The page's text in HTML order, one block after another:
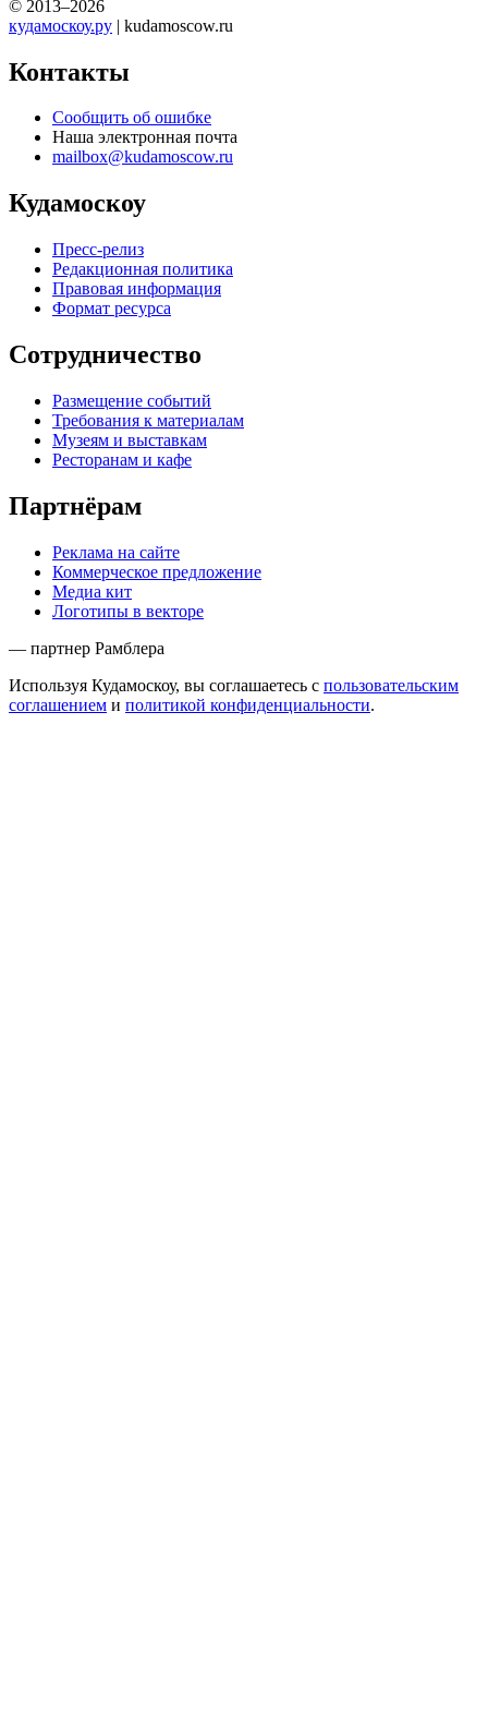
© 2013–2026
кудамоскоу.ру | kudamoscow.ru
Контакты
Сообщить об ошибке
Наша электронная почта
mailbox@kudamoscow.ru
Кудамоскоу
Пресс-релиз
Редакционная политика
Правовая информация
Формат ресурса
Сотрудничество
Размещение событий
Требования к материалам
Музеям и выставкам
Ресторанам и кафе
Партнёрам
Реклама на сайте
Коммерческое предложение
Медиа кит
Логотипы в векторе
— партнер Рамблера
Используя Кудамоскоу, вы соглашаетесь с пользовательским
соглашением и политикой конфиденциальности.